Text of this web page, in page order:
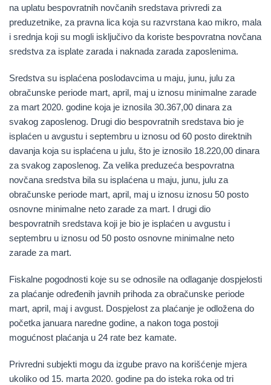
na uplatu bespovratnih novčanih sredstava privredi za
preduzetnike, za pravna lica koja su razvrstana kao mikro, mala
i srednja koji su mogli isključivo da koriste bespovratna novčana
sredstva za isplate zarada i naknada zarada zaposlenima.
Sredstva su isplaćena poslodavcima u maju, junu, julu za
obračunske periode mart, april, maj u iznosu minimalne zarade
za mart 2020. godine koja je iznosila 30.367,00 dinara za
svakog zaposlenog. Drugi dio bespovratnih sredstava bio je
isplaćen u avgustu i septembru u iznosu od 60 posto direktnih
davanja koja su isplaćena u julu, što je iznosilo 18.220,00 dinara
za svakog zaposlenog. Za velika preduzeća bespovratna
novčana sredstva bila su isplaćena u maju, junu, julu za
obračunske periode mart, april, maj u iznosu iznosu 50 posto
osnovne minimalne neto zarade za mart. I drugi dio
bespovratnih sredstava koji je bio je isplaćen u avgustu i
septembru u iznosu od 50 posto osnovne minimalne neto
zarade za mart.
Fiskalne pogodnosti koje su se odnosile na odlaganje dospjelosti
za plaćanje određenih javnih prihoda za obračunske periode
mart, april, maj i avgust. Dospjelost za plaćanje je odložena do
početka januara naredne godine, a nakon toga postoji
mogućnost plaćanja u 24 rate bez kamate.
Privredni subjekti mogu da izgube pravo na korišćenje mjera
ukoliko od 15. marta 2020. godine pa do isteka roka od tri